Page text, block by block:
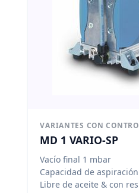
VARIANTES CON
MD 1 VARIO-SP
Vacío final 1 mbar
Capacidad de
Libre de aceite & con